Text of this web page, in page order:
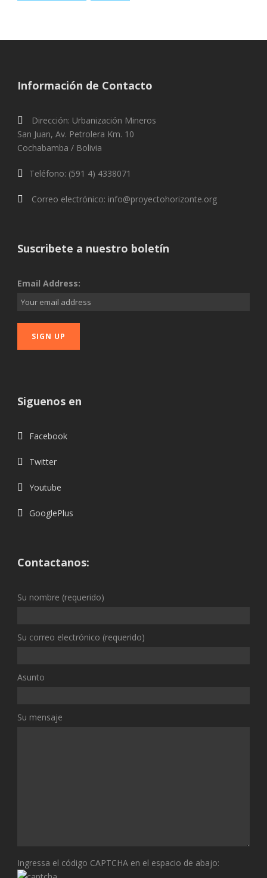
Información de Contacto
Dirección: Urbanización Mineros
San Juan, Av. Petrolera Km. 10
Cochabamba / Bolivia
Teléfono: (591 4) 4338071
Correo electrónico: info@proyectohorizonte.org
Suscribete a nuestro boletín
Email Address:
Siguenos en
Facebook
Twitter
Youtube
GooglePlus
Contactanos:
Su nombre (requerido)
Su correo electrónico (requerido)
Asunto
Su mensaje
Ingressa el código CAPTCHA en el espacio de abajo: